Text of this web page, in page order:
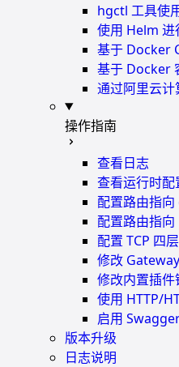
hgctl 工具使
使用 Helm 进
基于 Docker
基于 Docker
通过阿里云
操作指南
查看日志
查看运行时配
配置路由指向
配置路由指向
配置 TCP 四
修改
修改内置插件
使用 HTTP/
启用
版本升级
日志说明